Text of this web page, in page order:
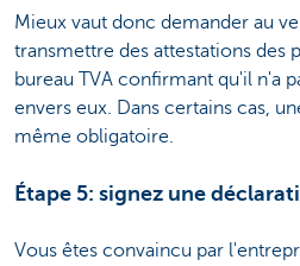
Mieux vaut donc demander au
transmettre des attestations des
bureau TVA confirmant qu'il n'a
envers eux. Dans certains cas,
même obligatoire.
Étape 5: signez une
Vous êtes convaincu par